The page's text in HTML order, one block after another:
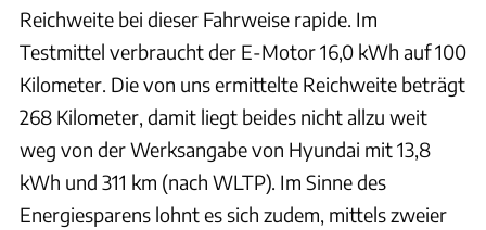
Reichweite bei dieser Fahrweise rapide. Im
Testmittel verbraucht der E-Motor 16,0 kWh auf 100
Kilometer. Die von uns ermittelte Reichweite beträgt
268 Kilometer, damit liegt beides nicht allzu weit
weg von der Werksangabe von Hyundai mit 13,8
kWh und 311 km (nach WLTP). Im Sinne des
Energiesparens lohnt es sich zudem, mittels zweier